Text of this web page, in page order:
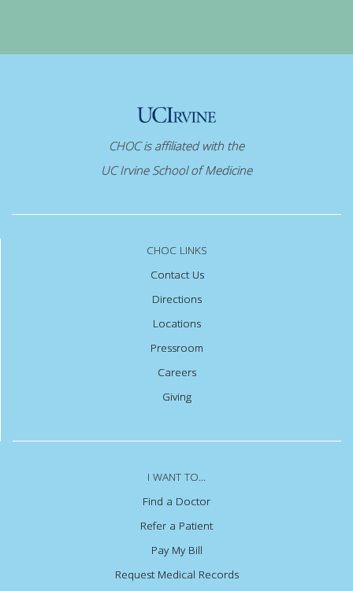
CHOC is affiliated with the
UC Irvine School of Medicine
CHOC LINKS
Contact Us
Directions
Locations
Pressroom
Careers
Giving
I WANT TO...
Find a Doctor
Refer a Patient
Pay My Bill
Request Medical Records